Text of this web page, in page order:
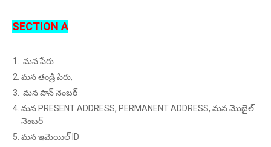
SECTION A
మన పేరు
మన తండ్రి పేరు,
మన పాన్ నెంబర్
మన PRESENT ADDRESS, PERMANENT ADDRESS, మన మొబైల్
నెంబర్
మన ఇమెయిల్ ID